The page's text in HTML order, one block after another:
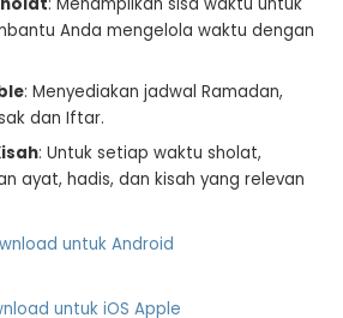
Anda mengelola waktu dengan
: Menyediakan jadwal Ramadan,
dan Iftar.
: Untuk setiap waktu sholat,
ayat, hadis, dan kisah yang relevan
untuk Android
untuk iOS Apple